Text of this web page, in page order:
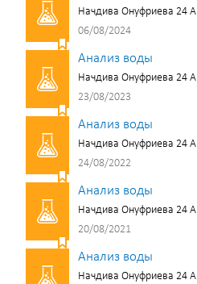
Начдива Онуфриева 24 А
06/08/2024
Анализ воды
Начдива Онуфриева 24 А
23/08/2023
Анализ воды
Начдива Онуфриева 24 А
24/08/2022
Анализ воды
Начдива Онуфриева 24 А
20/08/2021
Анализ воды
Начдива Онуфриева 24 А